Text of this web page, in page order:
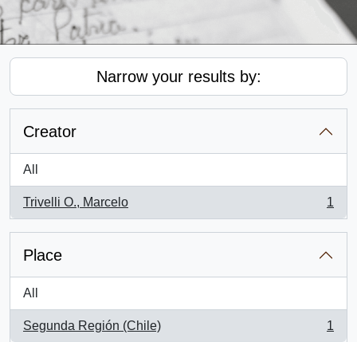
Narrow your results by:
Creator
All
Trivelli O., Marcelo
, 1 results
1
Place
All
Segunda Región (Chile)
, 1 results
1